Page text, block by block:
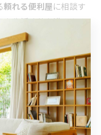
頼れる便利屋に相談す
た生活改善も進みやす
解決！」の実感につ
もリフォームで大きめ
。
する前のチェッ